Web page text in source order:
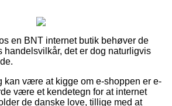
en BNT internet butik behøver de
handelsvilkår, det er dog naturligvis
kan være at kigge om e-shoppen er e-
være et kendetegn for at internet
de danske love, tillige med at